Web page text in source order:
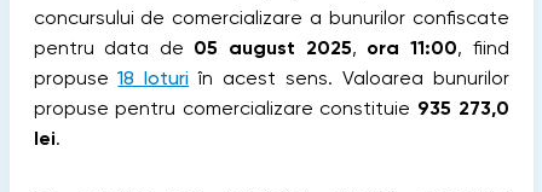
concursului de comercializare a bunurilor confiscate
pentru data de 05 august 2025, ora 11:00, fiind
propuse18 loturi în acest sens. Valoarea bunurilor
propuse pentru comercializare constituie 935 273,0
lei.